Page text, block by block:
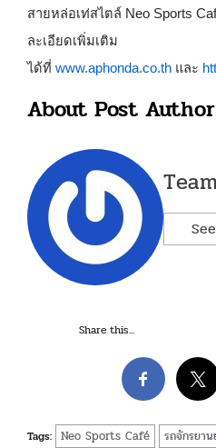
สายหล่อเท่สไตล์ Neo Sports
ละเอียดเพิ่มเติม
ได้ที่ www.aphonda.co.th และ
About Post Author
Share this...
Tags: Neo Sports Café รถจักรยา